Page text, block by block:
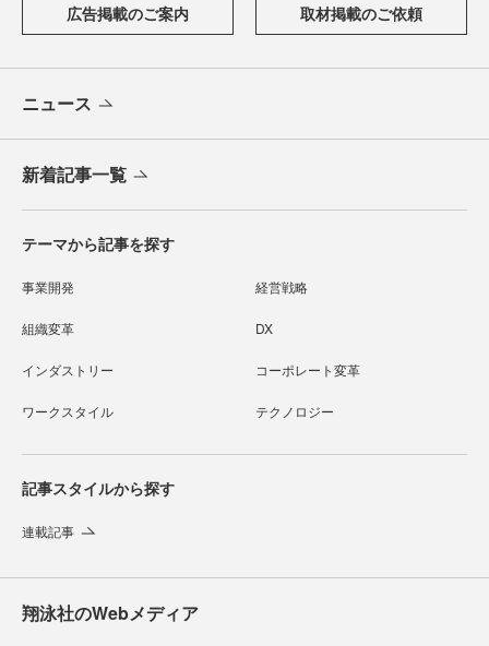
広告掲載のご案内 取材掲載のご依頼
ニュース
新着記事一覧
テーマから記事を探す
事業開発 経営戦略
組織変革 DX
インダストリー コーポレート変革
ワークスタイル テクノロジー
記事スタイルから探す
連載記事
翔泳社のWebメディア